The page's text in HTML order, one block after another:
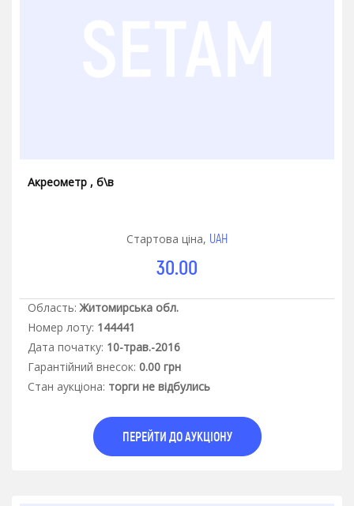
Акреометр , б\в
Стартова ціна, UAH
30.00
Область: Житомирська обл.
Номер лоту: 144441
Дата початку: 10-трав.-2016
Гарантiйний внесок: 0.00 грн
Стан аукцiона: торги не відбулись
ПЕРЕЙТИ ДО АУКЦІОНУ